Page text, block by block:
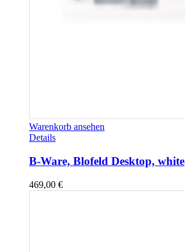
Warenkorb ansehen
Details
B-Ware, Blofeld Desktop, white
469,00 €